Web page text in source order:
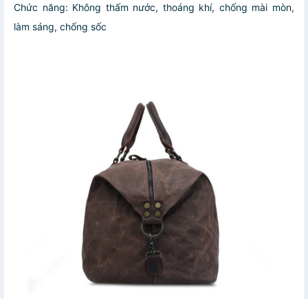
Chức năng: Không thấm nước, thoáng khí, chống mài mòn,
làm sáng, chống sốc